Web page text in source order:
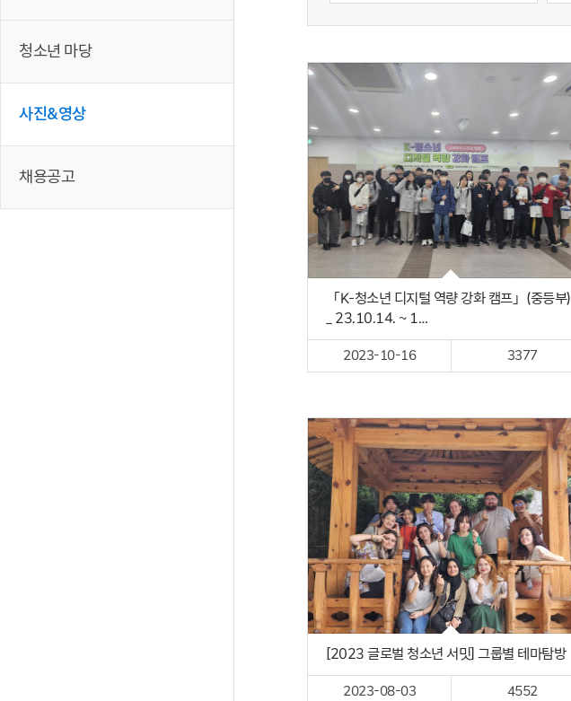
청소년 마당
사진&영상
채용공고
「K-청소년 디지털 역량 강화 캠프」(중등부)
_ 23.10.14. ~ 1…
2023-10-16 3377
[2023 글로벌 청소년 서밋] 그룹별 테마탐방
2023-08-03 4552